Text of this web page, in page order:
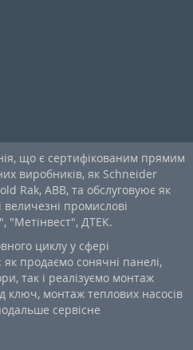
що є сертифікованим прямим
виробників, як Schneider
Rak, ABB, та обслуговуює як
промислові
"Метінвест", ДТЕК.
циклу у сфері
продаємо сонячні панелі,
так і реалізуємо монтаж
ключ, монтаж теплових насосів
сервісне